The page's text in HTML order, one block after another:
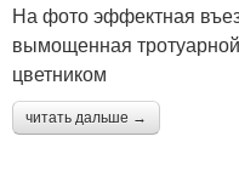
На фото эффектная
вымощенная
цветником
читать дальше →